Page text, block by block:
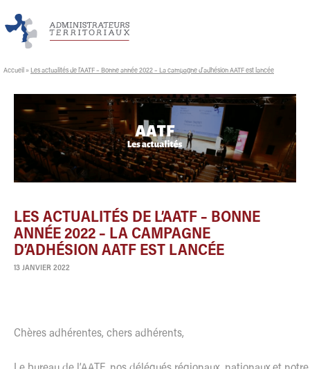
Accueil » Les actualités de l’AATF – Bonne année 2022 – La campagne d’adhésion AATF est lancée
LES ACTUALITÉS DE L’AATF – BONNE
ANNÉE 2022 – LA CAMPAGNE
D’ADHÉSION AATF EST LANCÉE
13 JANVIER 2022
Chères adhérentes, chers adhérents,